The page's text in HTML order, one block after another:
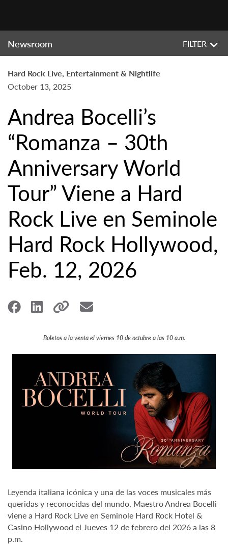
Newsroom FILTER
Hard Rock Live, Entertainment & Nightlife
October 13, 2025
Andrea Bocelli’s
“Romanza – 30th
Anniversary World
Tour” Viene a Hard
Rock Live en Seminole
Hard Rock Hollywood,
Feb. 12, 2026
Boletos a la venta el viernes 10 de octubre a las 10 a.m.
Leyenda italiana icónica y una de las voces musicales más
queridas y reconocidas del mundo, Maestro Andrea Bocelli
viene a Hard Rock Live en Seminole Hard Rock Hotel &
Casino Hollywood el Jueves 12 de febrero del 2026 a las 8
p.m.